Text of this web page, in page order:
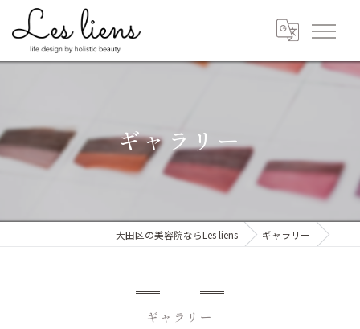
ギャラリー
大田区の美容院ならLes liens ギャラリー
ギャラリー